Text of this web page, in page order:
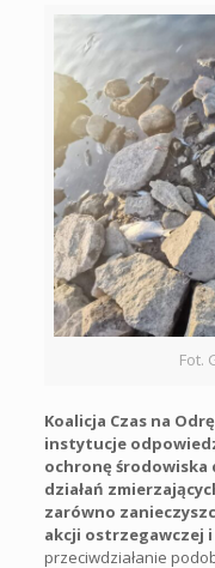
Fot.
Koalicja Czas na
instytucje
ochronę
działań
zarówno
akcji ostrzegawczej
przeciwdziałanie